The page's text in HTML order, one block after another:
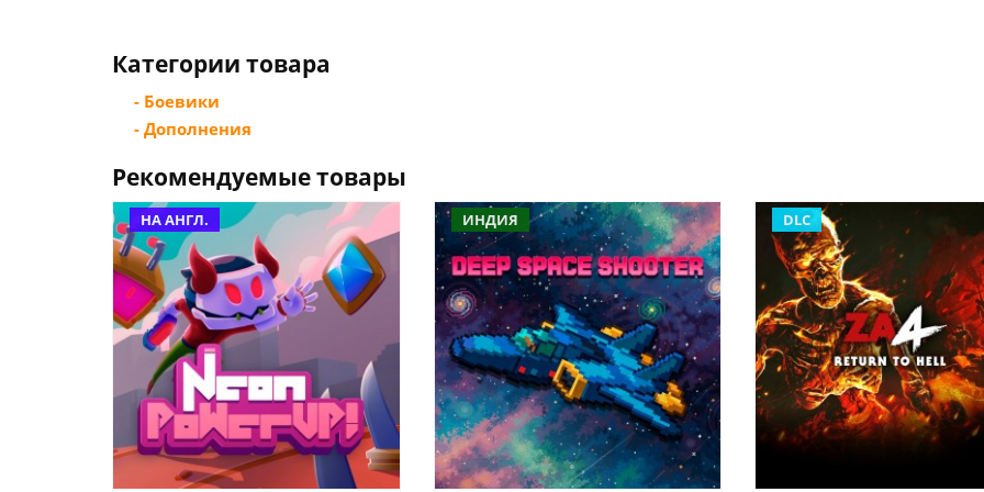
Категории товара
- Боевики
- Дополнения
Рекомендуемые товары
НА АНГЛ. ИНДИЯ DLC